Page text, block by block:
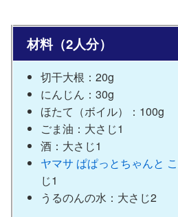
材料（2人分）
切干大根：20g
にんじん：30g
ほたて（ボイル）：100g
ごま油：大さじ1
酒：大さじ1
ヤマサ ぱぱっとちゃんと
じ1
うるのんの水：大さじ2